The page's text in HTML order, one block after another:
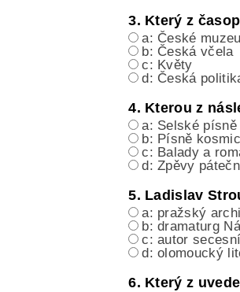
3. Který z
a: České
b: Česká včela
c: Květy
d: Česká
4. Kterou z
a: Selské
b: Písně
c: Balady a
d: Zpěvy
5. Ladislav
a: pražský
b: dramaturg
c: autor
d: olomoucký
6. Který z